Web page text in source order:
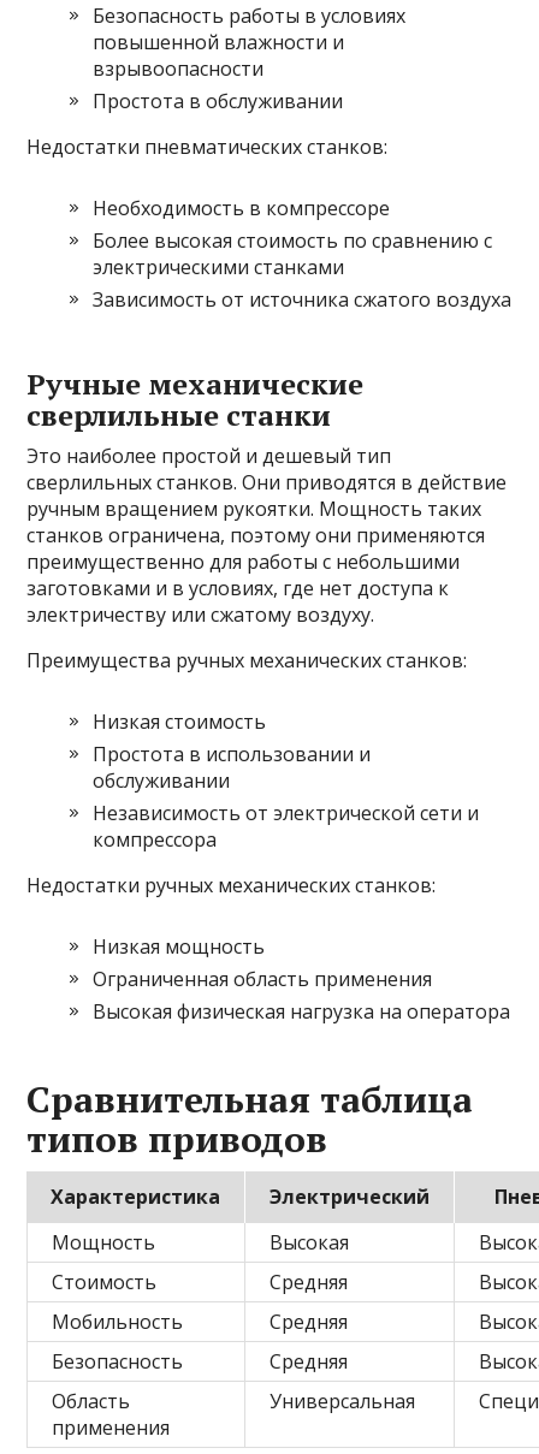
Безопасность работы в условиях
повышенной влажности и
взрывоопасности
Простота в обслуживании
Недостатки пневматических станков:
Необходимость в компрессоре
Более высокая стоимость по сравнению с
электрическими станками
Зависимость от источника сжатого воздуха
Ручные механические
сверлильные станки
Это наиболее простой и дешевый тип
сверлильных станков. Они приводятся в действие
ручным вращением рукоятки. Мощность таких
станков ограничена, поэтому они применяются
преимущественно для работы с небольшими
заготовками и в условиях, где нет доступа к
электричеству или сжатому воздуху.
Преимущества ручных механических станков:
Низкая стоимость
Простота в использовании и
обслуживании
Независимость от электрической сети и
компрессора
Недостатки ручных механических станков:
Низкая мощность
Ограниченная область применения
Высокая физическая нагрузка на оператора
Сравнительная таблица
типов приводов
Характеристика Электрический
Мощность
Высокая
Стоимость
Средняя
Мобильность
Средняя
Безопасность
Средняя
Область
применения
Универсальная